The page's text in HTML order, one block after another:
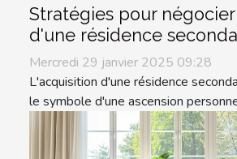
Stratégies pour
d'une résidence
Mercredi 29 janvier 2025 09:28
L'acquisition d'une résidence
le symbole d'une ascension